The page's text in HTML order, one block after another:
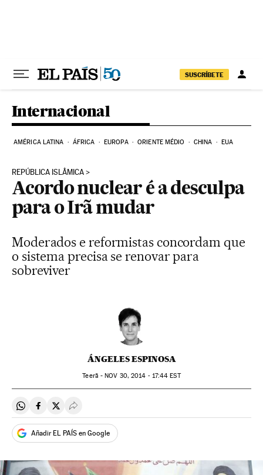
SUSCRÍBETE
Internacional
AMÉRICA LATINA ÁFRICA EUROPA ORIENTE MÉDIO CHINA EUA
REPÚBLICA ISLÂMICA
Acordo nuclear é a desculpa
para o Irã mudar
Moderados e reformistas concordam que
o sistema precisa se renovar para
sobreviver
ÁNGELES ESPINOSA
Teerã -NOV 30, 2014 - 17:44 EST
Compartir en Whatsapp
Compartir en Facebook
Compartir en Twitter
Desplegar Redes Sociales
Añadir EL PAÍS en Google